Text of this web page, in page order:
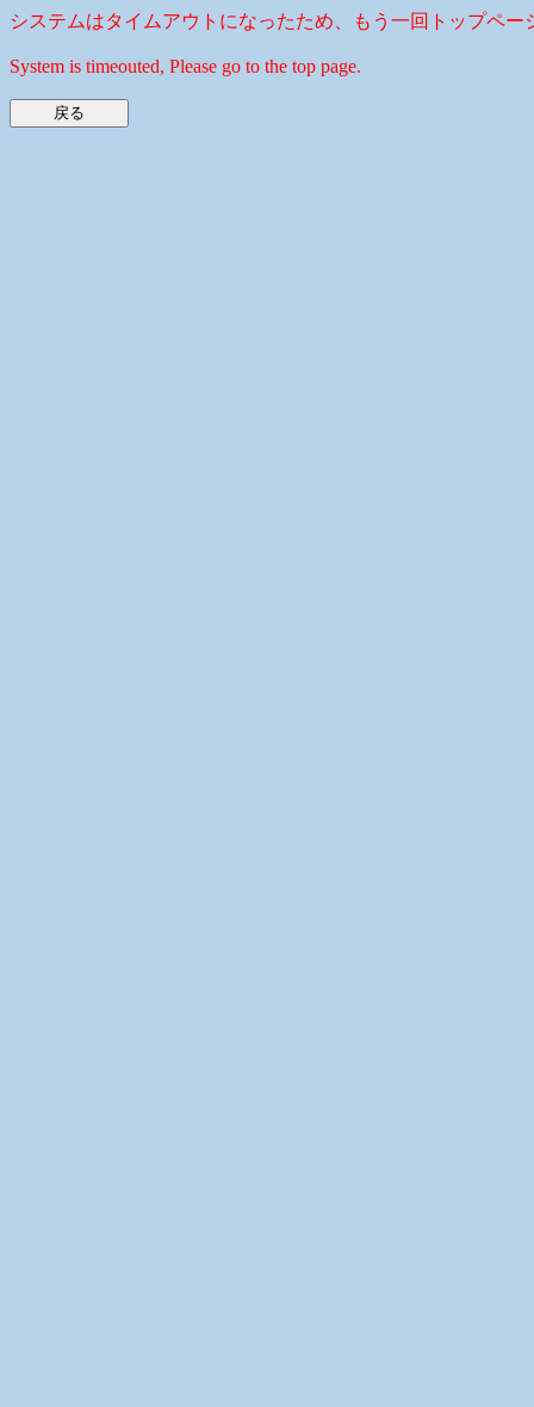
システムはタイムアウトになったため、もう一回トップペー
System is timeouted, Please go to the top page.